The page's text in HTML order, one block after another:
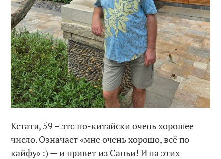
Кстати, 59 – это по-китайски очень хорошее
число. Означает «мне очень хорошо, всё по
кайфу» :) — и привет из Саньи! И на этих